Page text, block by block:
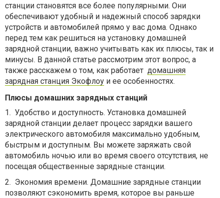
станции становятся все более популярными. Они
обеспечивают удобный и надежный способ зарядки
устройств и автомобилей прямо у вас дома. Однако
перед тем как решиться на установку домашней
зарядной станции, важно учитывать как их плюсы, так и
минусы. В данной статье рассмотрим этот вопрос, а
также расскажем о том, как работает домашняя
зарядная станция Экофлоу и ее особенностях.
Плюсы домашних зарядных станций
1. Удобство и доступность. Установка домашней
зарядной станции делает процесс зарядки вашего
электрического автомобиля максимально удобным,
быстрым и доступным. Вы можете заряжать свой
автомобиль ночью или во время своего отсутствия, не
посещая общественные зарядные станции.
2. Экономия времени. Домашние зарядные станции
позволяют сэкономить время, которое вы раньше